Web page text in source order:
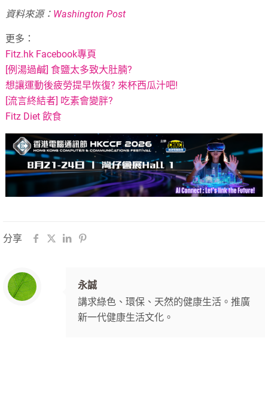
資料來源： Washington Post
更多：
Fitz.hk Facebook專頁
[例湯過鹹] 食鹽太多致大肚腩?
想讓運動後疲勞提早恢復? 來杯西瓜汁吧!
[流言終結者] 吃素會變胖?
Fitz Diet 飲食
分享
永誠
講求綠色、環保、天然的健康生活。推廣
新一代健康生活文化。